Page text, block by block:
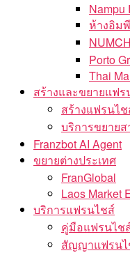
Nampu
ห้างอิม
Porto
Thai
สร้างและขยายแฟ
สร้างแฟรนไช
บริการขยายส
Franzbot AI Agent
ขยายต่างประเทศ
FranGlobal
Laos Market
บริการแฟรนไชส์
คู่มือแฟรนไช
สัญญาแฟรน